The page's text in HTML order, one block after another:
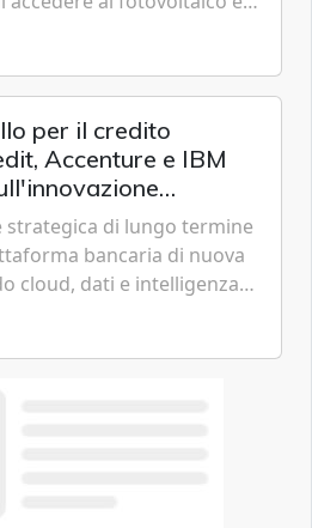
diretti in bolletta,
per il credito
Accenture e IBM
strategica di lungo termine
bancaria di nuova
cloud, dati e intelligenza